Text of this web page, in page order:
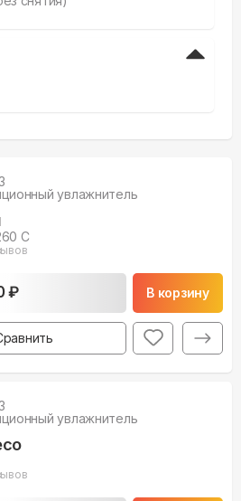
увлажнитель
C
₽ В корзину
увлажнитель